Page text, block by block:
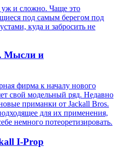
уж и сложно. Чаще это
под самым берегом под
куда и забросить не
Мысли и
фирма к началу нового
свой модельный ряд. Недавно
приманки от Jackall Bros.
для их применения,
немного потеоретизировать.
I-Prop